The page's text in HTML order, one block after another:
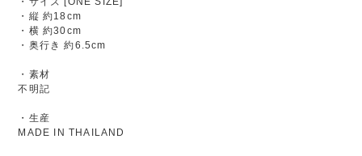
・縦 約18cm
・横 約30cm
・奥行き 約6.5cm
・素材
不明記
・生産
MADE IN THAILAND